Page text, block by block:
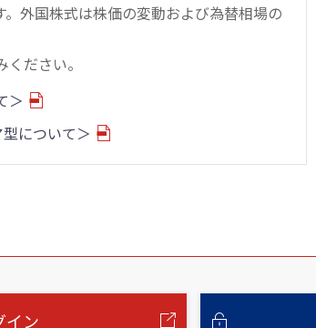
外国株式は株価の変動および為替相場の
ださい。
＞
について＞
イン